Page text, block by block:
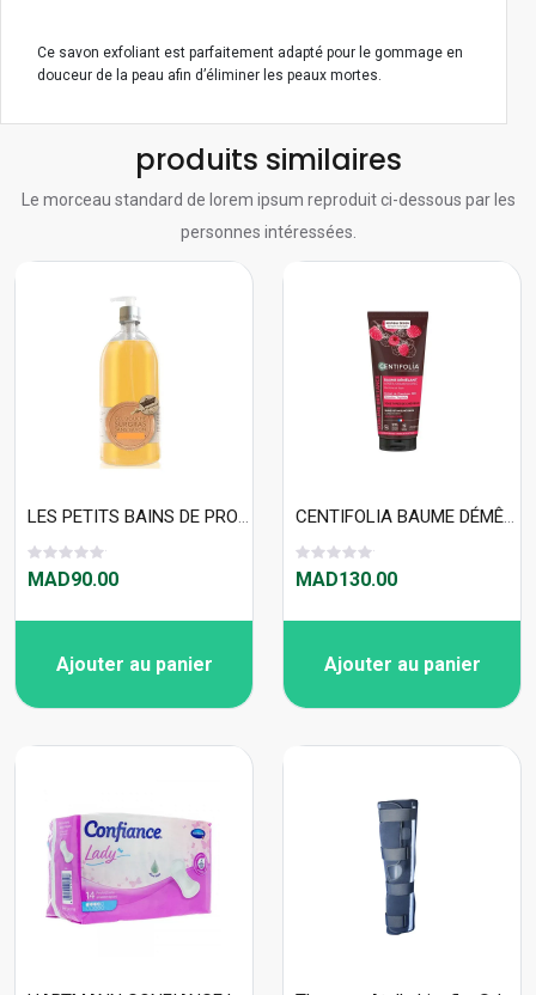
Ce savon exfoliant est parfaitement adapté pour le gommage en
douceur de la peau afin d’éliminer les peaux mortes.
produits similaires
Le morceau standard de lorem ipsum reproduit ci-dessous par les
personnes intéressées.
LES PETITS BAINS DE PROVENCE GEL DOUCHE IMMORTELLE 1 L
MAD90.00
Ajouter au panier
CENTIFOLIA BAUME DÉMÊLANT BRILLANCE APRÈS-SHAMPOING 200ml
MAD130.00
Ajouter au panier